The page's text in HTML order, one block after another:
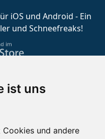
ist uns
und andere
iOS und Android - Ein
und Schneefreaks!